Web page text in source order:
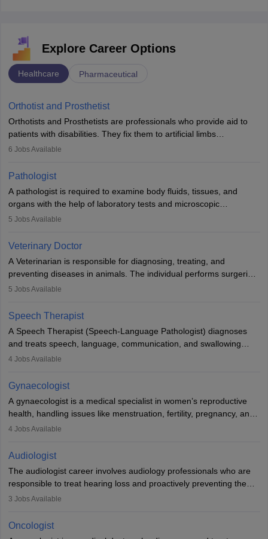
Explore Career Options
Healthcare Pharmaceutical
Orthotist and Prosthetist
Orthotists and Prosthetists are professionals who provide aid to
patients with disabilities. They fix them to artificial limbs
(prosthetics) and help them to regain stability. There are times
occasions, they are born without a limb or orthopaedic
impairment. Orthotists and prosthetists play a crucial role in their
lives with fixing them to assistive devices and provide mobility.
6 Jobs Available
Pathologist
A pathologist is required to examine body fluids, tissues, and
organs with the help of laboratory tests and microscopic
examinations. Pathologists often work in hospitals and diagnostic
Due to the increased demand for diagnostic services, pathology
offers good career opportunities in clinical practices, research and
academics.
5 Jobs Available
Veterinary Doctor
A Veterinarian is responsible for diagnosing, treating, and
preventing diseases in animals. The individual performs surgeries,
guides nutrition, and provides animal care. A Bachelor’s in
profession brings together medical knowledge and a strong
commitment to animal welfare.
5 Jobs Available
Speech Therapist
A Speech Therapist (Speech-Language Pathologist) diagnoses
and treats speech, language, communication, and swallowing
disorders across all ages. They work in hospitals, schools, clinics,
training, and certification. With rising demand, the career offers
rewarding opportunities in therapy, education, and research.
4 Jobs Available
Gynaecologist
A gynaecologist is a medical specialist in women’s reproductive
health, handling issues like menstruation, fertility, pregnancy, and
childbirth. They perform exams, surgeries, and offer family
and postgraduate training. Gynaecologists work in hospitals or
clinics and are in high demand, with salaries growing significantly
with experience.
4 Jobs Available
Audiologist
The audiologist career involves audiology professionals who are
responsible to treat hearing loss and proactively preventing the
relevant damage. Individuals who opt for a career as an
if someone has a normal sensitivity to sounds or not. After the
identification of hearing loss, a hearing doctor is required to
3 Jobs Available
Oncologist